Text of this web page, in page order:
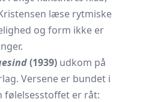
læse rytmiske
og form ikke er
(1939) udkom på
Versene er bundet i
følelsesstoffet er råt: